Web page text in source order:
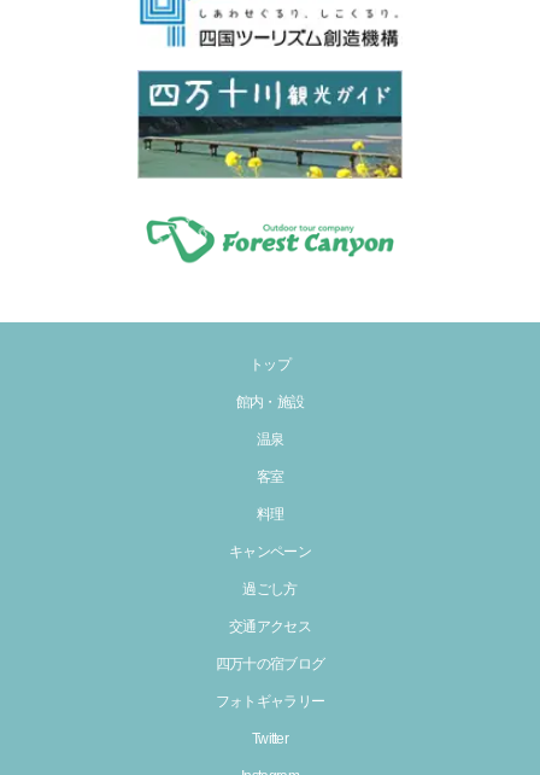
トップ
館内・施設
温泉
客室
料理
キャンペーン
過ごし方
交通アクセス
四万十の宿ブログ
フォトギャラリー
Twitter